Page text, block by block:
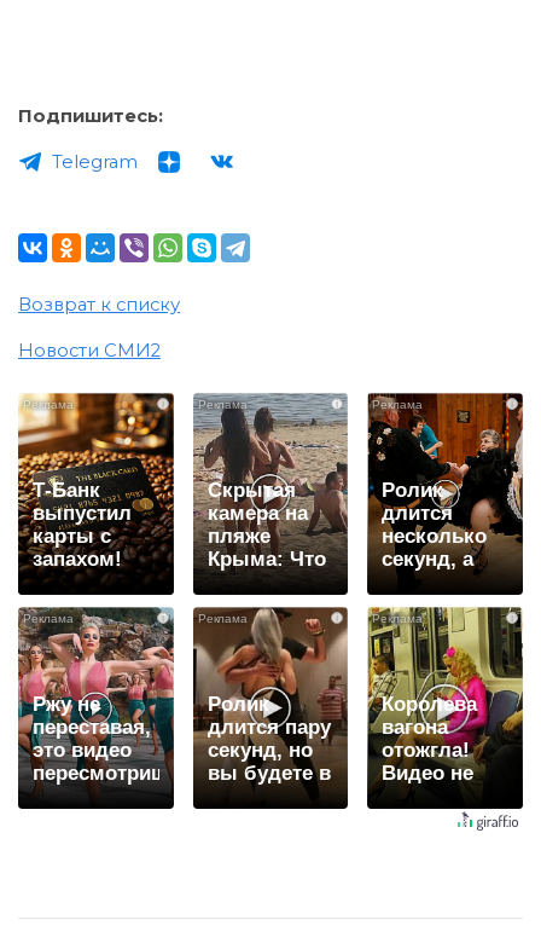
Подпишитесь:
Telegram
Возврат к списку
Новости СМИ2
i
Т-Банк
выпустил
карты с
запахом!
i
Скрытая
камера на
пляже
Крыма: Что
люди
вытворяют,
когда их не
видят...
i
Ролик
длится
несколько
секунд, а
смеяться
вы будете
долго
i
Ржу не
переставая,
это видео
пересмотришь
не раз
i
Ролик
длится пару
секунд, но
вы будете в
шоке от
i
Королева
вагона
отожгла!
Видео не
оставит
равнодушным